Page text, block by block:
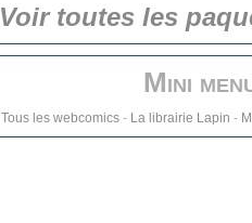
Voir toutes les
Mini
Tous les webcomics- La librairie Lapin -